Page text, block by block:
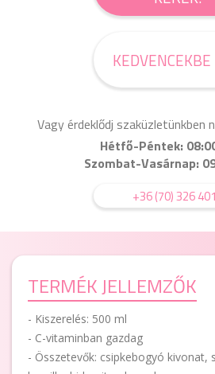
KEDVENCEKBE
Vagy érdeklődj szaküzletünkben
Hétfő-Péntek:
Szombat-Vasárnap:
+36 (70) 326
TERMÉK JELLEMZŐK
- Kiszerelés: 500 ml
- C-vitaminban gazdag
- Összetevők: csipkebogyó kivonat,